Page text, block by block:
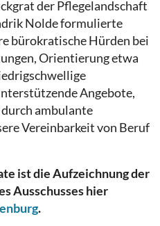
der Pflegelandschaft
Nolde formulierte
bürokratische Hürden bei
Orientierung etwa
Angebote,
ambulante
Vereinbarkeit von Beruf
ist die Aufzeichnung der
Ausschusses hier
.